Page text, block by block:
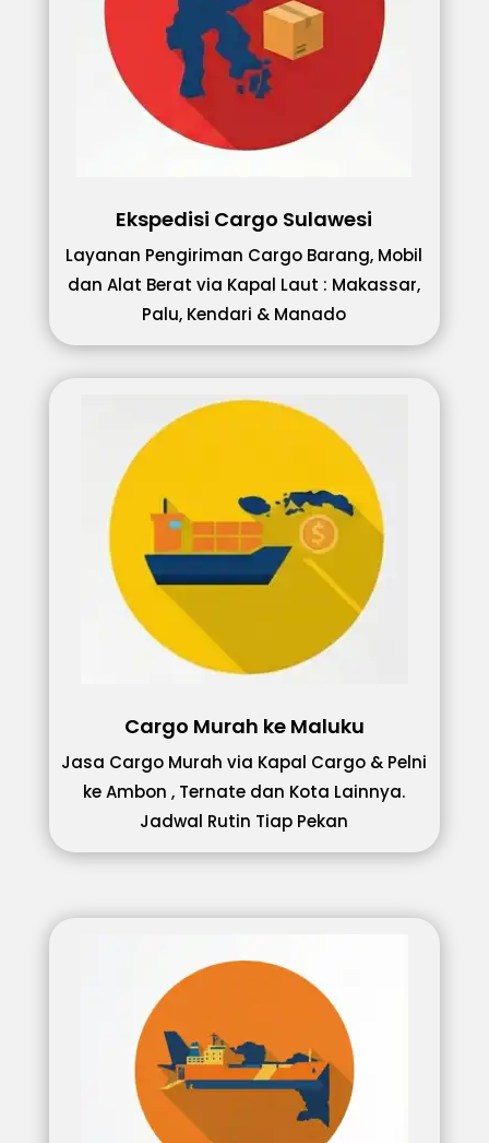
Ekspedisi Cargo Sulawesi
Layanan Pengiriman Cargo Barang, Mobil
dan Alat Berat via Kapal Laut : Makassar,
Palu, Kendari & Manado
Cargo Murah ke Maluku
Jasa Cargo Murah via Kapal Cargo & Pelni
ke Ambon , Ternate dan Kota Lainnya.
Jadwal Rutin Tiap Pekan